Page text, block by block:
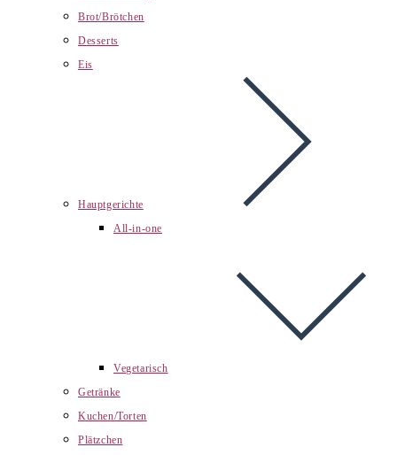
Brot/Brötchen
Desserts
Eis
Hauptgerichte
All-in-one
Vegetarisch
Getränke
Kuchen/Torten
Plätzchen